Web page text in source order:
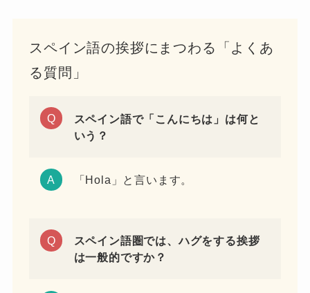
スペイン語の挨拶にまつわる「よくあ
る質問」
スペイン語で「こんにちは」は何と
いう？
「Hola」と言います。
スペイン語圏では、ハグをする挨拶
は一般的ですか？